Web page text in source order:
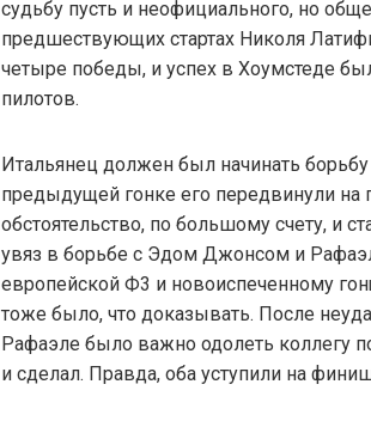
судьбу пусть и неофициального, но
предшествующих стартах Николя
четыре победы, и успех в Хоумстеде
пилотов.
Итальянец должен был начинать борьбу
предыдущей гонке его передвинули на
обстоятельство, по большому счету, и
увяз в борьбе с Эдом Джонсом и
европейской Ф3 и новоиспеченному
тоже было, что доказывать. После
Рафаэле было важно одолеть коллегу
и сделал. Правда, оба уступили на